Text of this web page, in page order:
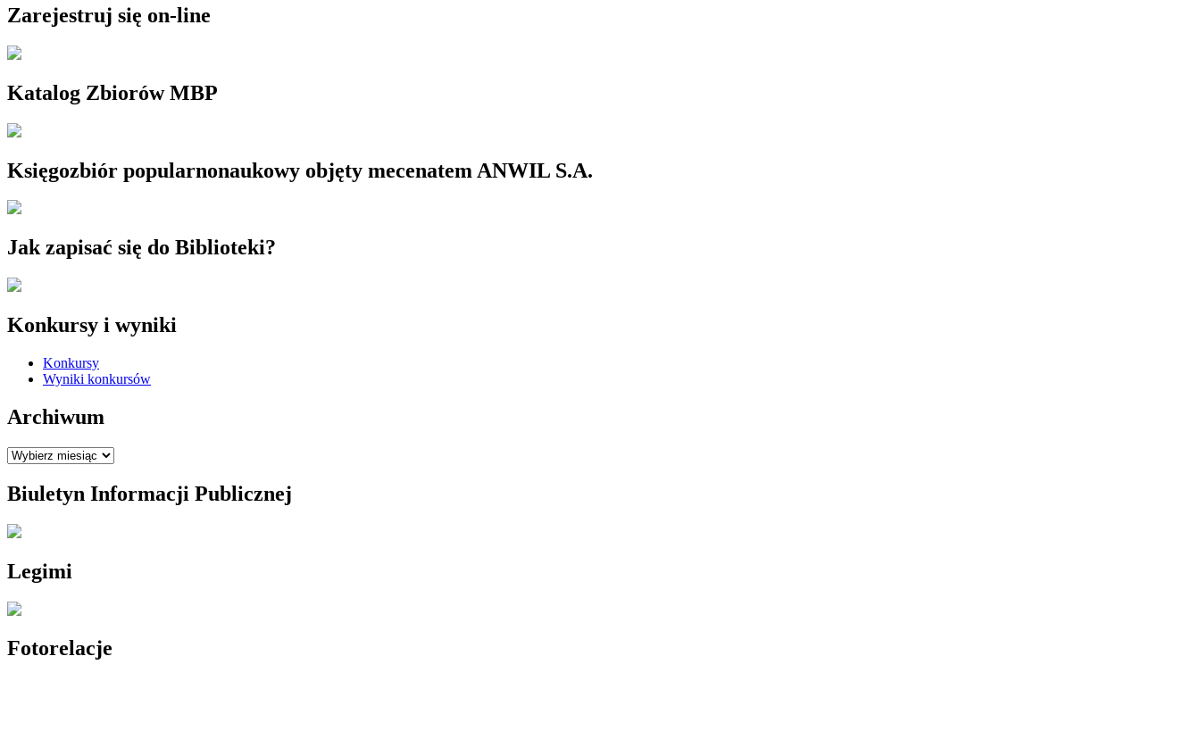
Zarejestruj się on-line
Katalog Zbiorów MBP
Księgozbiór popularnonaukowy objęty mecenatem ANWIL S.A.
Jak zapisać się do Biblioteki?
Konkursy i wyniki
Konkursy
Wyniki konkursów
Archiwum
Archiwum
Biuletyn Informacji Publicznej
Legimi
Fotorelacje